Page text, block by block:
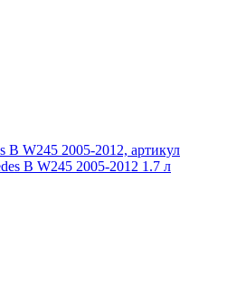
W245 2005-2012, артикул
B W245 2005-2012 1.7 л